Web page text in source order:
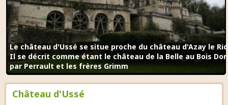
Le château d'Ussé se situe proche du château d'Azay le
Il se décrit comme étant le château de la Belle au Bois
par Perrault et les frères Grimm
Château d'Ussé